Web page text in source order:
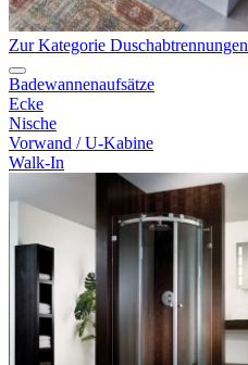
Zur Kategorie Duschabtrennungen
Badewannenaufsätze
Ecke
Nische
Vorwand / U-Kabine
Walk-In